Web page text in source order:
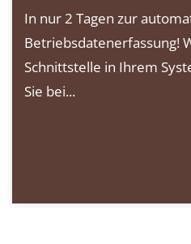
In nur 2 Tagen zur
Betriebsdatenerfassung!
Schnittstelle in Ihrem
Sie bei...